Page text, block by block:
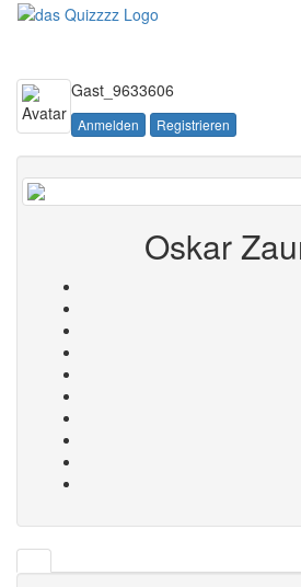
Gast_9633606
Anmelden Registrieren
Oskar